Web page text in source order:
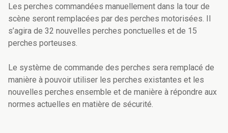
Les perches commandées manuellement dans la tour de
scène seront remplacées par des perches motorisées. Il
s’agira de 32 nouvelles perches ponctuelles et de 15
perches porteuses.
Le système de commande des perches sera remplacé de
manière à pouvoir utiliser les perches existantes et les
nouvelles perches ensemble et de manière à répondre aux
normes actuelles en matière de sécurité.